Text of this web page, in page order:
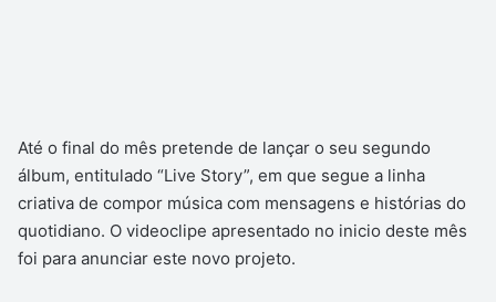
Até o final do mês pretende de lançar o seu segundo
álbum, entitulado “Live Story”, em que segue a linha
criativa de compor música com mensagens e histórias do
quotidiano. O videoclipe apresentado no inicio deste mês
foi para anunciar este novo projeto.